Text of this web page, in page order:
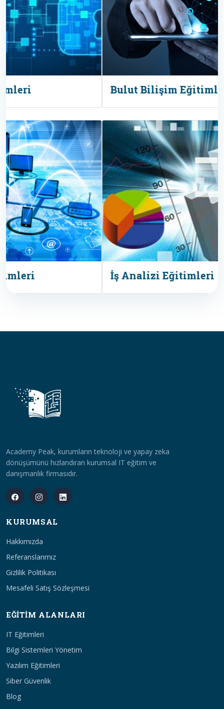
Bulut Bilişim Eğitimleri
İş Analizi Eğitimleri
Academy Peak, kurumların teknoloji ve yapay zeka
dönüşümünü hızlandıran kurumsal IT eğitim ve
danışmanlık firmasıdır.
KURUMSAL
Hakkımızda
Referanslarımız
Gizlilik Politikası
Mesafeli Satış Sözleşmesi
EĞITIM ALANLARI
IT Eğitimleri
Bilgi Sistemleri Yönetim
Yazılım Eğitimleri
Siber Güvenlik
Blog